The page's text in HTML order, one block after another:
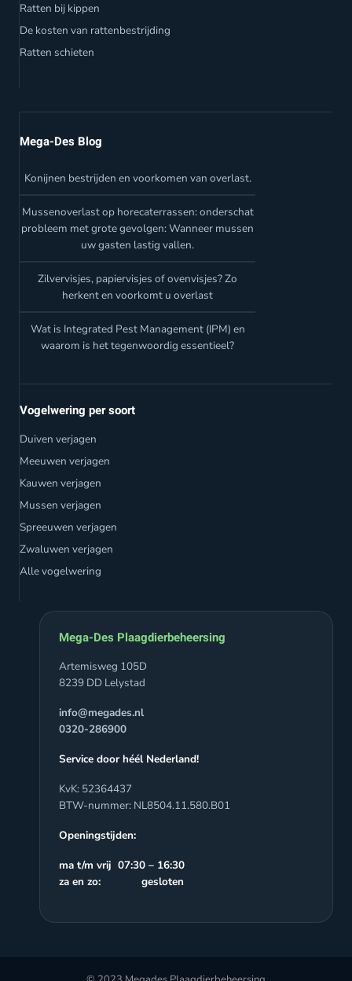
Ratten bij kippen
De kosten van rattenbestrijding
Ratten schieten
Mega-Des Blog
Konijnen bestrijden en voorkomen van overlast.
Mussenoverlast op horecaterrassen: onderschat
probleem met grote gevolgen: Wanneer mussen
uw gasten lastig vallen.
Zilvervisjes, papiervisjes of ovenvisjes? Zo
herkent en voorkomt u overlast
Wat is Integrated Pest Management (IPM) en
waarom is het tegenwoordig essentieel?
Vogelwering per soort
Duiven verjagen
Meeuwen verjagen
Kauwen verjagen
Mussen verjagen
Spreeuwen verjagen
Zwaluwen verjagen
Alle vogelwering
Mega-Des Plaagdierbeheersing
Artemisweg 105D
8239 DD Lelystad
info@megades.nl
0320-286900
Service door héél Nederland!
KvK: 52364437
BTW-nummer: NL8504.11.580.B01
Openingstijden:
ma t/m vrij 07:30 – 16:30
za en zo: gesloten